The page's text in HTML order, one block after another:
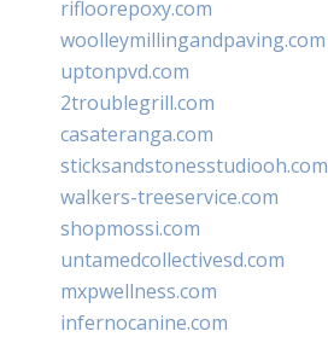
rifloorepoxy.com
woolleymillingandpaving.com
uptonpvd.com
2troublegrill.com
casateranga.com
sticksandstonesstudiooh.com
walkers-treeservice.com
shopmossi.com
untamedcollectivesd.com
mxpwellness.com
infernocanine.com